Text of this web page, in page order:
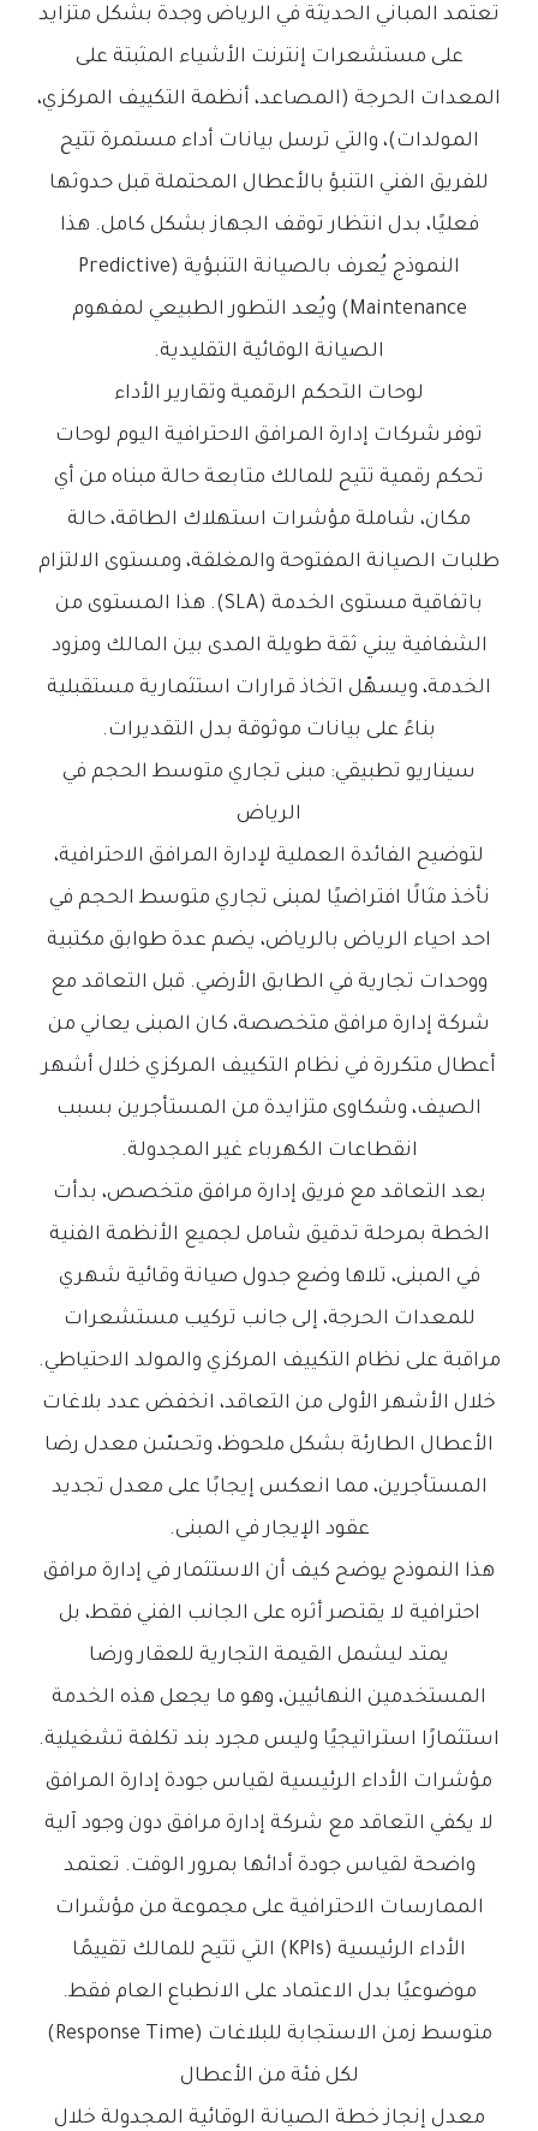
تعتمد المباني الحديثة في الرياض وجدة بشكل متزايد
على مستشعرات إنترنت الأشياء المثبتة على
المعدات الحرجة (المصاعد، أنظمة التكييف المركزي،
المولدات)، والتي ترسل بيانات أداء مستمرة تتيح
للفريق الفني التنبؤ بالأعطال المحتملة قبل حدوثها
فعليًا، بدل انتظار توقف الجهاز بشكل كامل. هذا
النموذج يُعرف بالصيانة التنبؤية (Predictive
Maintenance) ويُعد التطور الطبيعي لمفهوم
الصيانة الوقائية التقليدية.
لوحات التحكم الرقمية وتقارير الأداء
توفر شركات إدارة المرافق الاحترافية اليوم لوحات
تحكم رقمية تتيح للمالك متابعة حالة مبناه من أي
مكان، شاملة مؤشرات استهلاك الطاقة، حالة
طلبات الصيانة المفتوحة والمغلقة، ومستوى الالتزام
باتفاقية مستوى الخدمة (SLA). هذا المستوى من
الشفافية يبني ثقة طويلة المدى بين المالك ومزود
الخدمة، ويسهّل اتخاذ قرارات استثمارية مستقبلية
بناءً على بيانات موثوقة بدل التقديرات.
سيناريو تطبيقي: مبنى تجاري متوسط الحجم في
الرياض
لتوضيح الفائدة العملية لإدارة المرافق الاحترافية،
نأخذ مثالًا افتراضيًا لمبنى تجاري متوسط الحجم في
احد احياء الرياض بالرياض، يضم عدة طوابق مكتبية
ووحدات تجارية في الطابق الأرضي. قبل التعاقد مع
شركة إدارة مرافق متخصصة، كان المبنى يعاني من
أعطال متكررة في نظام التكييف المركزي خلال أشهر
الصيف، وشكاوى متزايدة من المستأجرين بسبب
انقطاعات الكهرباء غير المجدولة.
بعد التعاقد مع فريق إدارة مرافق متخصص، بدأت
الخطة بمرحلة تدقيق شامل لجميع الأنظمة الفنية
في المبنى، تلاها وضع جدول صيانة وقائية شهري
للمعدات الحرجة، إلى جانب تركيب مستشعرات
مراقبة على نظام التكييف المركزي والمولد الاحتياطي.
خلال الأشهر الأولى من التعاقد، انخفض عدد بلاغات
الأعطال الطارئة بشكل ملحوظ، وتحسّن معدل رضا
المستأجرين، مما انعكس إيجابًا على معدل تجديد
عقود الإيجار في المبنى.
هذا النموذج يوضح كيف أن الاستثمار في إدارة مرافق
احترافية لا يقتصر أثره على الجانب الفني فقط، بل
يمتد ليشمل القيمة التجارية للعقار ورضا
المستخدمين النهائيين، وهو ما يجعل هذه الخدمة
استثمارًا استراتيجيًا وليس مجرد بند تكلفة تشغيلية.
مؤشرات الأداء الرئيسية لقياس جودة إدارة المرافق
لا يكفي التعاقد مع شركة إدارة مرافق دون وجود آلية
واضحة لقياس جودة أدائها بمرور الوقت. تعتمد
الممارسات الاحترافية على مجموعة من مؤشرات
الأداء الرئيسية (KPIs) التي تتيح للمالك تقييمًا
موضوعيًا بدل الاعتماد على الانطباع العام فقط.
متوسط زمن الاستجابة للبلاغات (Response Time)
لكل فئة من الأعطال
معدل إنجاز خطة الصيانة الوقائية المجدولة خلال